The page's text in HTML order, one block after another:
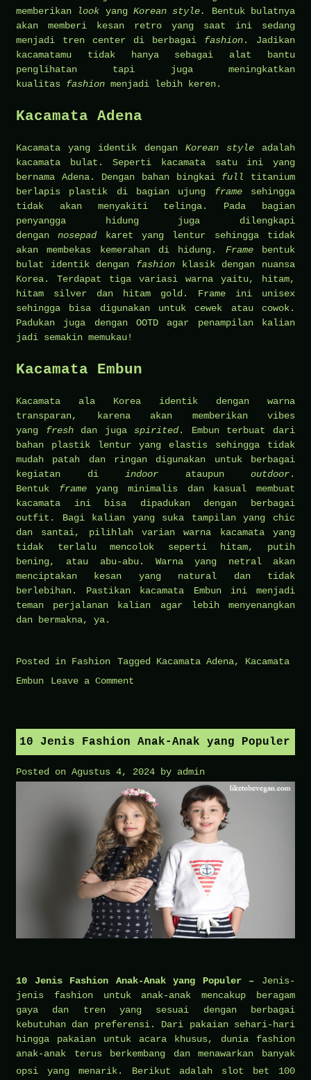
memberikan look yangKorean style.
Bentuk bulatnya
akan memberi kesan retro yang saat ini sedang
menjadi tren center di berbagai fashion. Jadikan
kacamatamu tidak hanya sebagai alat bantu
penglihatan tapi juga meningkatkan
kualitas fashion menjadi lebih keren.
Kacamata Adena
Kacamata yang identik dengan Korean style adalah
kacamata bulat. Seperti kacamata satu ini yang
bernama Adena. Dengan bahan bingkaifull titanium
berlapis plastik di bagian ujung framesehingga
tidak akan menyakiti telinga. Pada bagian
penyangga hidung juga dilengkapi
dengannosepadkaret yang lentur sehingga tidak
akan membekas kemerahan di hidung. Framebentuk
bulat identik dengan fashion klasik dengan nuansa
Korea. Terdapat tiga variasi warna yaitu, hitam,
hitam silver dan hitam gold. Frame ini unisex
sehingga bisa digunakan untuk cewek atau cowok.
Padukan juga dengan OOTD agar penampilan kalian
jadi semakin memukau!
Kacamata Embun
Kacamata ala Korea identik dengan warna
transparan, karena akan memberikan vibes
yang freshdan jugaspirited. Embun terbuat dari
bahan plastik lentur yang elastis sehingga tidak
mudah patah dan ringan digunakan untuk berbagai
kegiatan diindoor ataupun outdoor.
Bentuk frameyang minimalis dan kasual membuat
kacamata ini bisa dipadukan dengan berbagai
outfit. Bagi kalian yang suka tampilan yang chic
dan santai, pilihlah varian warna kacamata yang
tidak terlalu mencolok seperti hitam, putih
bening, atau abu-abu. Warna yang netral akan
menciptakan kesan yang natural dan tidak
berlebihan. Pastikan kacamata Embun ini menjadi
teman perjalanan kalian agar lebih menyenangkan
dan bermakna, ya.
Posted in Fashion Tagged Kacamata Adena, Kacamata
Embun
Leave a Comment
Model
Korea
untuk
Kaum
Muda
10 Jenis Fashion Anak-Anak yang Populer
Posted on Agustus 4, 2024 by admin
10 Jenis Fashion Anak-Anak yang Populer – Jenis-
jenis fashion untuk anak-anak mencakup beragam
gaya dan tren yang sesuai dengan berbagai
kebutuhan dan preferensi. Dari pakaian sehari-hari
hingga pakaian untuk acara khusus, dunia fashion
anak-anak terus berkembang dan menawarkan banyak
opsi yang menarik. Berikut adalah slot bet 100